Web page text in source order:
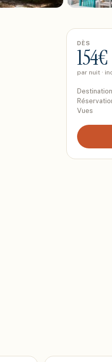
DÈS
154€
par nuit ·
Destination
Vues